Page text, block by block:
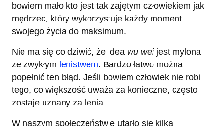
bowiem mało kto jest tak zajętym człowiekiem jak
mędrzec, który wykorzystuje każdy moment
swojego życia do maksimum.
Nie ma się co dziwić, że idea wu weijest mylona
ze zwykłym lenistwem. Bardzo łatwo można
popełnić ten błąd. Jeśli bowiem człowiek nie robi
tego, co większość uważa za konieczne, często
zostaje uznany za lenia.
W naszym społeczeństwie utarło się kilka